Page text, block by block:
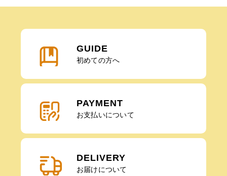
GUIDE
初めての方へ
PAYMENT
お支払いについて
DELIVERY
お届けについて